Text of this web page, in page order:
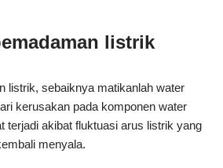
listrik
listrik, sebaiknya matikanlah water
kerusakan pada komponen water
terjadi akibat fluktuasi arus listrik yang
menyala.